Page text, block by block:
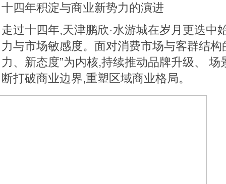
十四年积淀与商业新势力的演进
走过十四年,天津鹏欣·水游城在岁月更迭中
力与市场敏感度。面对消费市场与客群结构
力、新态度”为内核,持续推动品牌升级、
断打破商业边界,重塑区域商业格局。